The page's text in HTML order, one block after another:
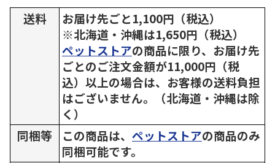
送料
お届け先ごと1,100円（税込）
※北海道・沖縄は1,650円（税込）
ペットストアの商品に限り、お届け先
ごとのご注文金額が11,000円（税
込）以上の場合は、お客様の送料負担
はございません。（北海道・沖縄は除
く）
同梱等
この商品は、 ペットストアの商品のみ
同梱可能です。